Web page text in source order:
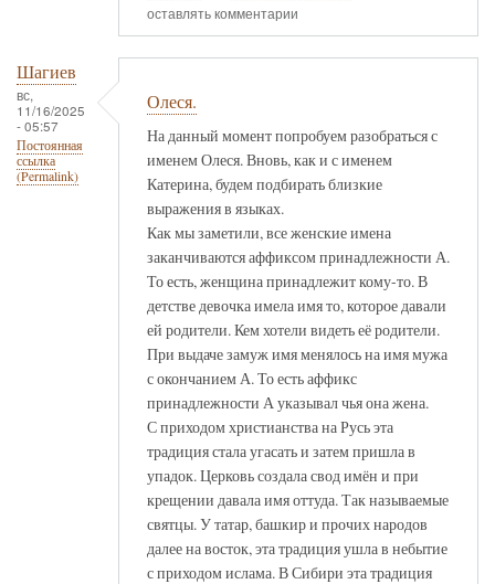
оставлять комментарии
Шагиев
вс,
11/16/2025
- 05:57
Постоянная
ссылка
(Permalink)
Олеся.
На данный момент попробуем разобраться с
именем Олеся. Вновь, как и с именем
Катерина, будем подбирать близкие
выражения в языках.
Как мы заметили, все женские имена
заканчиваются аффиксом принадлежности А.
То есть, женщина принадлежит кому-то. В
детстве девочка имела имя то, которое давали
ей родители. Кем хотели видеть её родители.
При выдаче замуж имя менялось на имя мужа
с окончанием А. То есть аффикс
принадлежности А указывал чья она жена.
С приходом христианства на Русь эта
традиция стала угасать и затем пришла в
упадок. Церковь создала свод имён и при
крещении давала имя оттуда. Так называемые
святцы. У татар, башкир и прочих народов
далее на восток, эта традиция ушла в небытие
с приходом ислама. В Сибири эта традиция